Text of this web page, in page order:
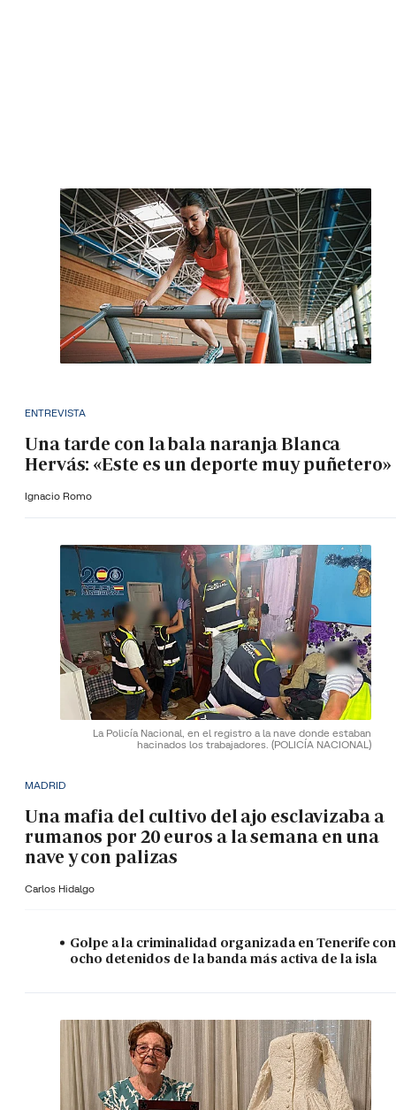
ENTREVISTA
Una tarde con la bala naranja Blanca
Hervás: «Este es un deporte muy puñetero»
Ignacio Romo
La Policía Nacional, en el registro a la nave donde estaban
hacinados los trabajadores. (POLICÍA NACIONAL)
MADRID
Una mafia del cultivo del ajo esclavizaba a
rumanos por 20 euros a la semana en una
nave y con palizas
Carlos Hidalgo
Golpe a la criminalidad organizada en Tenerife con
ocho detenidos de la banda más activa de la isla